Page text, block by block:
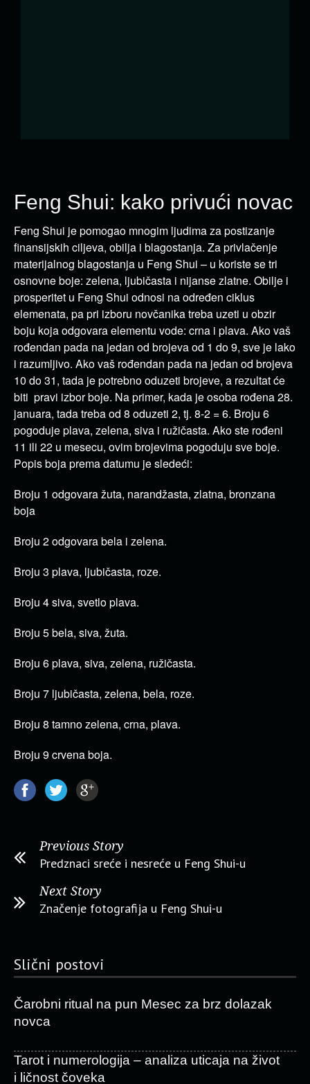
Feng Shui: kako privući novac
Feng Shui je pomogao mnogim ljudima za postizanje
finansijskih ciljeva, obilja i blagostanja. Za privlačenje
materijalnog blagostanja u Feng Shui – u koriste se tri
osnovne boje: zelena, ljubičasta i nijanse zlatne. Obilje i
prosperitet u Feng Shui odnosi na određen ciklus
elemenata, pa pri izboru novčanika treba uzeti u obzir
boju koja odgovara elementu vode: crna i plava. Ako vaš
rođendan pada na jedan od brojeva od 1 do 9, sve je lako
i razumljivo. Ako vaš rođendan pada na jedan od brojeva
10 do 31, tada je potrebno oduzeti brojeve, a rezultat će
biti pravi izbor boje. Na primer, kada je osoba rođena 28.
januara, tada treba od 8 oduzeti 2, tj. 8-2 = 6. Broju 6
pogoduje plava, zelena, siva i ružičasta. Ako ste rođeni
11 ili 22 u mesecu, ovim brojevima pogoduju sve boje.
Popis boja prema datumu je sledeći:
Broju 1 odgovara žuta, narandžasta, zlatna, bronzana
boja
Broju 2 odgovara bela i zelena.
Broju 3 plava, ljubičasta, roze.
Broju 4 siva, svetlo plava.
Broju 5 bela, siva, žuta.
Broju 6 plava, siva, zelena, ružičasta.
Broju 7 ljubičasta, zelena, bela, roze.
Broju 8 tamno zelena, crna, plava.
Broju 9 crvena boja.
Previous Story
Predznaci sreće i nesreće u Feng Shui-u
Next Story
Značenje fotografija u Feng Shui-u
Slični postovi
Čarobni ritual na pun Mesec za brz dolazak
novca
Tarot i numerologija – analiza uticaja na život
i ličnost čoveka